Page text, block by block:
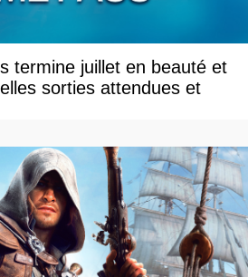
termine juillet en beauté et
sorties attendues et